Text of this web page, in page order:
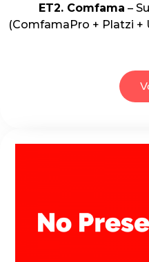
ET2. Comfama –
(ComfamaPro + Platzi +